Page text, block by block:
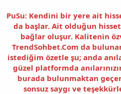
PuSu: Kendini bir yere ait
da başlar. Ait olduğun
bağlar oluşur. Kalitenin
TrendSohbet.Com da
istediğim özetle şu; anda
güzel platformda
burada bulunmaktan
sonsuz saygı ve